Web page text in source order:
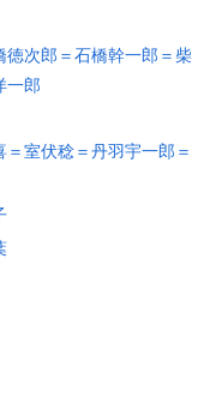
徳次郎＝石橋幹一郎＝柴
一郎
＝室伏稔＝丹羽宇一郎＝